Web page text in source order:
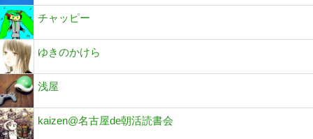
チャッピー
ゆきのかけら
浅屋
kaizen@名古屋de朝活読書会